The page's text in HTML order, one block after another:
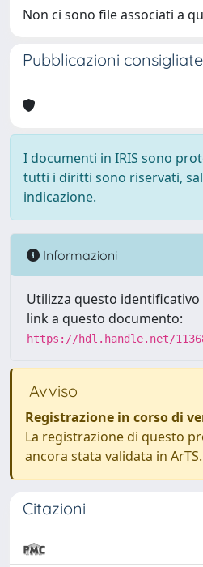
Non ci sono file associati a
Pubblicazioni consigliate
I documenti in IRIS sono
tutti i diritti sono riservati,
indicazione.
Informazioni
Utilizza questo
link a questo documento:
https://hdl.handle.net/
Avviso
Registrazione in corso di
La registrazione di questo
ancora stata validata in ArTS.
Citazioni